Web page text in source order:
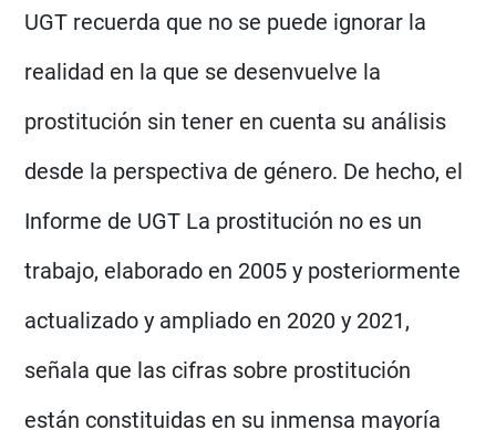
UGT recuerda que no se puede ignorar la
realidad en la que se desenvuelve la
prostitución sin tener en cuenta su análisis
desde la perspectiva de género. De hecho, el
Informe de UGT La prostitución no es un
trabajo, elaborado en 2005 y posteriormente
actualizado y ampliado en 2020 y 2021,
señala que las cifras sobre prostitución
están constituidas en su inmensa mayoría